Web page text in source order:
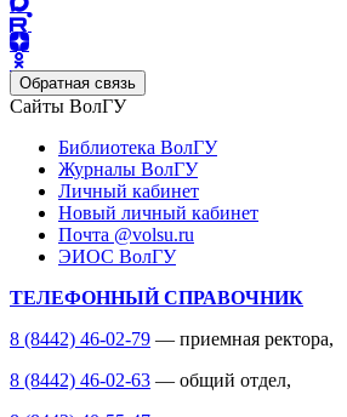
Обратная связь
Сайты ВолГУ
Библиотека ВолГУ
Журналы ВолГУ
Личный кабинет
Новый личный кабинет
Почта @volsu.ru
ЭИОС ВолГУ
ТЕЛЕФОННЫЙ СПРАВОЧНИК
8 (8442) 46-02-79 — приемная ректора,
8 (8442) 46-02-63 — общий отдел,